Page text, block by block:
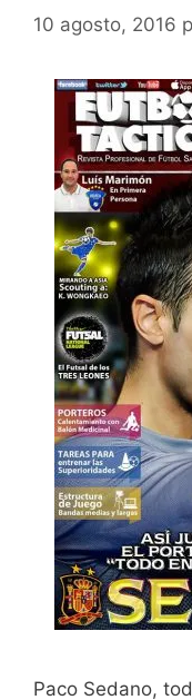
10 agosto, 2016
Paco Sedano,